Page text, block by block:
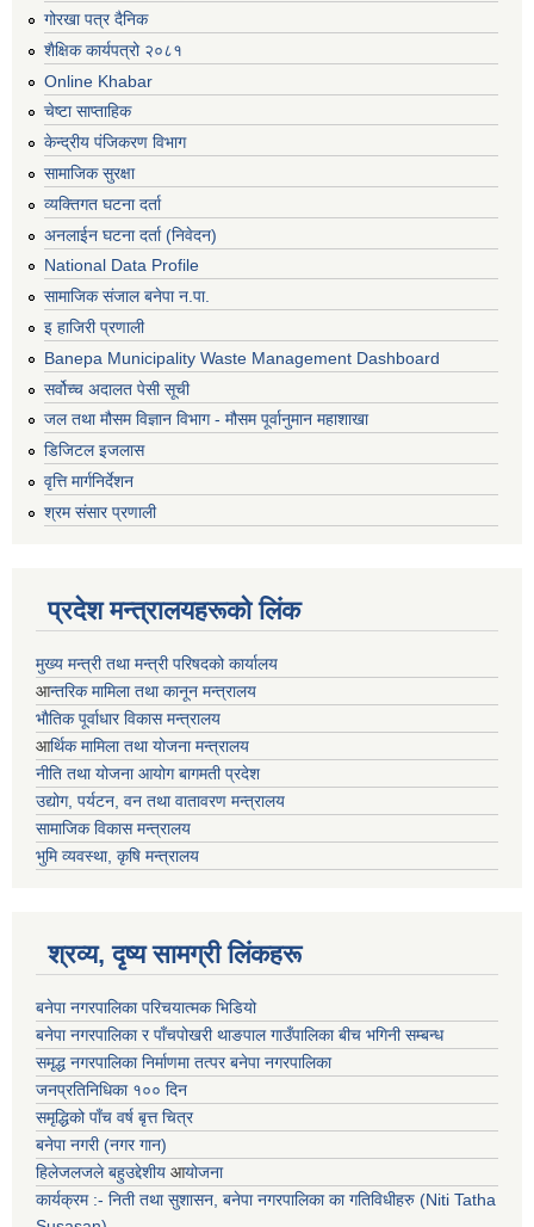
गोरखा पत्र दैनिक
शैक्षिक कार्यपत्रो २०८१
Online Khabar
चेष्टा साप्ताहिक
केन्द्रीय पंजिकरण विभाग
सामाजिक सुरक्षा
व्यक्तिगत घटना दर्ता
अनलाईन घटना दर्ता (निवेदन)
National Data Profile
सामाजिक संजाल बनेपा न.पा.
इ हाजिरी प्रणाली
Banepa Municipality Waste Management Dashboard
सर्वोच्च अदालत पेसी सूची
जल तथा मौसम विज्ञान विभाग - मौसम पूर्वानुमान महाशाखा
डिजिटल इजलास
वृत्ति मार्गनिर्देशन
श्रम संसार प्रणाली
प्रदेश मन्त्रालयहरूको लिंक
मुख्य मन्त्री तथा मन्त्री परिषदको कार्यालय
आन्तरिक मामिला तथा कानून मन्त्रालय
भाैतिक पूर्वाधार विकास मन्त्रालय
आर्थिक मामिला तथा योजना मन्त्रालय
नीति तथा योजना आयोग बागमती प्रदेश
उद्योग, पर्यटन, वन तथा वातावरण मन्त्रालय
सामाजिक विकास मन्त्रालय
भुमि व्यवस्था, कृषि मन्त्रालय
श्रव्य, दृष्य सामग्री लिंकहरू
बनेपा नगरपालिका परिचयात्मक भिडियो
बनेपा नगरपालिका र पाँचपोखरी थाङपाल गाउँपालिका बीच भगिनी सम्बन्ध
समृद्ध नगरपालिका निर्माणमा तत्पर बनेपा नगरपालिका
जनप्रतिनिधिका १०० दिन
समृद्धिको पाँच वर्ष बृत्त चित्र
बनेपा नगरी (नगर गान)
हिलेजलजले बहुउद्देशीय आयोजना
कार्यक्रम :- निती तथा सुशासन, बनेपा नगरपालिका का गतिविधीहरु (Niti Tatha